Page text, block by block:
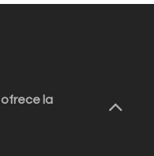
ofrece la